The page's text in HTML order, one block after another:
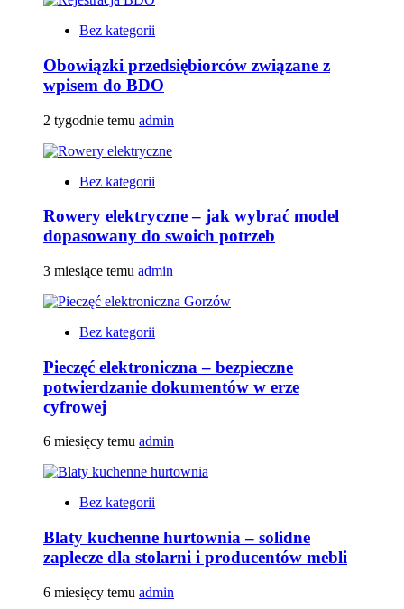
Bez kategorii
Obowiązki przedsiębiorców związane z
wpisem do BDO
2 tygodnie temu admin
Bez kategorii
Rowery elektryczne – jak wybrać model
dopasowany do swoich potrzeb
3 miesiące temu admin
Bez kategorii
Pieczęć elektroniczna – bezpieczne
potwierdzanie dokumentów w erze
cyfrowej
6 miesięcy temu admin
Bez kategorii
Blaty kuchenne hurtownia – solidne
zaplecze dla stolarni i producentów mebli
6 miesięcy temu admin